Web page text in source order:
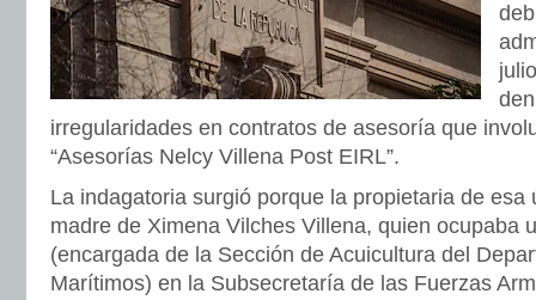
irregularidades en contratos de asesoría que
“Asesorías Nelcy Villena Post EIRL”.
La indagatoria surgió porque la propietaria de esa
madre de Ximena Vilches Villena, quien ocupaba
(encargada de la Sección de Acuicultura del
Marítimos) en la Subsecretaría de las Fuerzas